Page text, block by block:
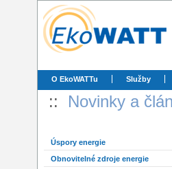
O EkoWATTu Služby
:: Novinky a
Úspory energie
Obnovitelné zdroje energie